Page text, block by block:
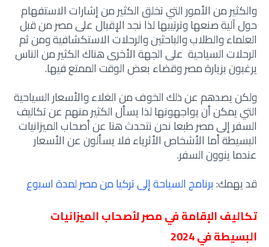
والكثير من الأمور التي تخلق الكثير من إشارات الاستفهام
حول آلية صنعها وترتيبها لذا نجد الإقبال على مصر من قبل
العلماء والطلاب والباحثين والرحلات الاستكشافية ومن ثم
الرحلات السياحية على الجهة الأخرى هناك الكثير من الناس
يرغبون بزيارة مصر وقضاء بعض الوقت الممتع فيها.
ولكن يصدهم عن ذلك الخوف من الغلاء والأسعار السياحية
التي يمكن أن يواجهونها لذا يسأل الكثير منهم عن تكاليف
السفر إلى مصر طبعا نحن نتحدث هنا عن أصحاب الميزانيات
البسيطة أما الأشخاص الأثرياء فلا يسألون عن الأسعار
عندما ينوون السفر.
قد يهمك:برنامج السياحة إلى تركيا من مصر لمدة اسبوع
تكاليف الإقامة في مصر لأصحاب الميزانيات
البسيطة في 2024